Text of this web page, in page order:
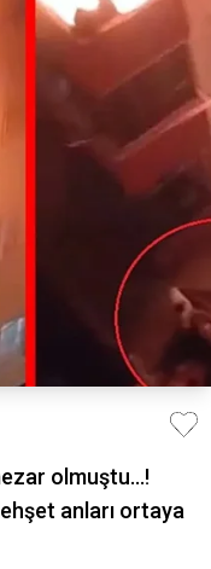
olmuştu...!
anları ortaya